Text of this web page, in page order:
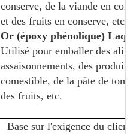
conserve, de la viande en
et des fruits en conserve, etc.
Or (époxy phénolique)
Utilisé pour emballer des
assaisonnements, des
comestible, de la pâte de
des fruits, etc.
Base sur l'exigence du client